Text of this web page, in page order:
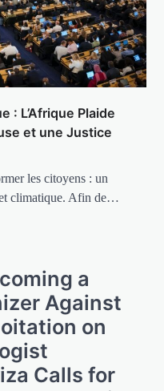
: L’Afrique Plaide
et une Justice
les citoyens : un
climatique. Afin de…
a
Against
on
Calls for